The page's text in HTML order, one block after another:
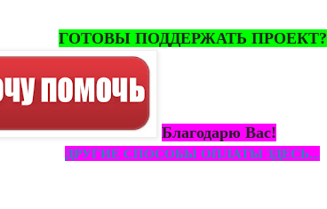
ГОТОВЫ ПОДДЕРЖАТЬ ПРОЕКТ?
Благодарю Вас!
ДРУГИЕ СПОСОБЫ ОПЛАТЫ ЗДЕСЬ...